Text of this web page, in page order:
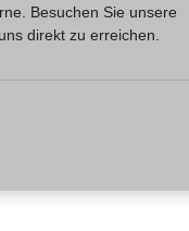
Besuchen Sie unsere
direkt zu erreichen.